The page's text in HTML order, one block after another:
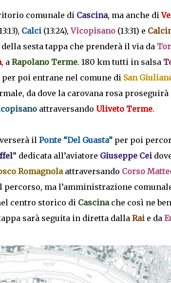
comunale di Cascina, ma anche di
Calci (13:24),Vicopisano(13:31) e
sesta tappa che prenderà il via da
, a Rapolano Terme. 180 km tutti in salsa
per poi entrane nel comune di San
da dove la carovana rosa
attraversando Uliveto Terme.
il Ponte “Del Guasta”per poi
” dedicata all’aviatore Giuseppe Cei
Romagnolaattraversando Corso
ma l’amministrazione
centro storico di Cascinache così ne
sarà seguita in diretta dalla Raie da